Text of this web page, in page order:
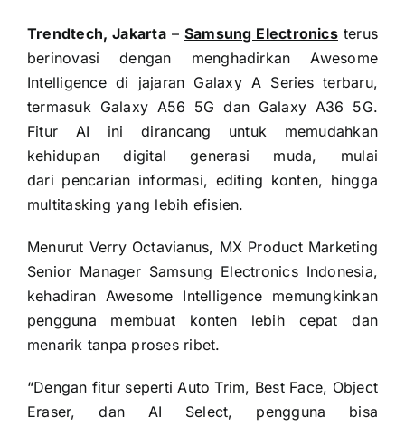
Trendtech, Jakarta– Samsung Electronicsterus
berinovasi dengan menghadirkan Awesome
Intelligence di jajaran Galaxy A Series terbaru,
termasuk Galaxy A56 5G dan Galaxy A36 5G.
Fitur AI ini dirancang untuk memudahkan
kehidupan digital generasi muda, mulai
dari pencarian informasi, editing konten, hingga
multitasking yang lebih efisien.
Menurut Verry Octavianus, MX Product Marketing
Senior Manager Samsung Electronics Indonesia,
kehadiran Awesome Intelligence memungkinkan
pengguna membuat konten lebih cepat dan
menarik tanpa proses ribet.
“Dengan fitur seperti Auto Trim, Best Face, Object
Eraser, dan AI Select, pengguna bisa